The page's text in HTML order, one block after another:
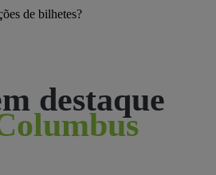
de bilhetes?
destaque